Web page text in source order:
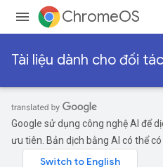
ChromeOS
Tài liệu dành cho đối
Google sử dụng công nghệ AI để
ưu tiên. Bản dịch bằng AI có thể có